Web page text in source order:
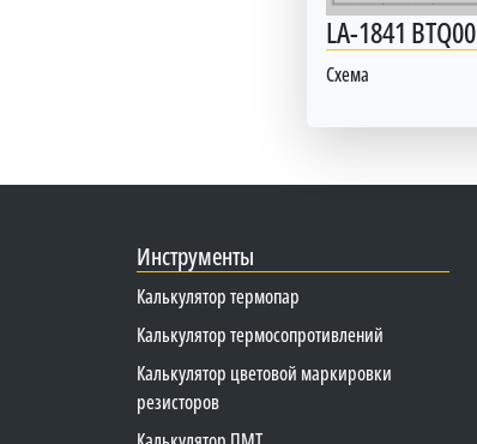
LA-1841 BTQ00
Схема
Инструменты
Калькулятор термопар
Калькулятор термосопротивлений
Калькулятор цветовой маркировки
резисторов